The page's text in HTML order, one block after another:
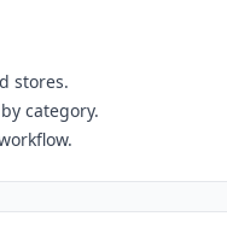
stores.
category.